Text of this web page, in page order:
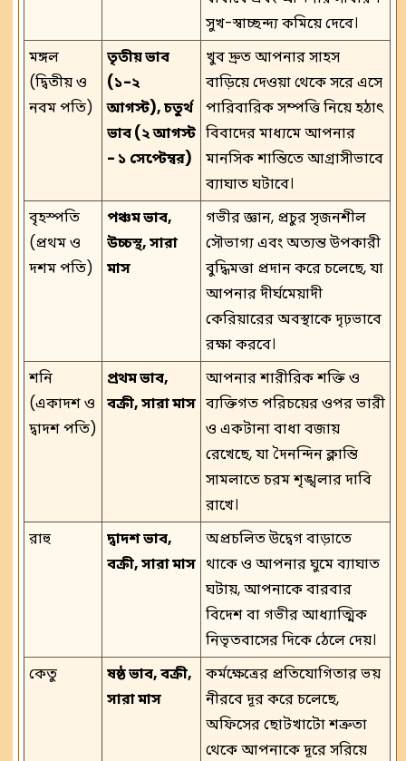
সুখ-স্বাচ্ছন্দ্য কমিয়ে দেবে।
মঙ্গল
(দ্বিতীয় ও
নবম পতি)
তৃতীয় ভাব
(১-২
আগস্ট), চতুর্থ
ভাব (২ আগস্ট
- ১ সেপ্টেম্বর)
খুব দ্রুত আপনার সাহস
বাড়িয়ে দেওয়া থেকে সরে এসে
পারিবারিক সম্পত্তি নিয়ে হঠাৎ
বিবাদের মাধ্যমে আপনার
মানসিক শান্তিতে আগ্রাসীভাবে
ব্যাঘাত ঘটাবে।
বৃহস্পতি
(প্রথম ও
দশম পতি)
পঞ্চম ভাব,
উচ্চস্থ, সারা
মাস
গভীর জ্ঞান, প্রচুর সৃজনশীল
সৌভাগ্য এবং অত্যন্ত উপকারী
বুদ্ধিমত্তা প্রদান করে চলেছে, যা
আপনার দীর্ঘমেয়াদী
কেরিয়ারের অবস্থাকে দৃঢ়ভাবে
রক্ষা করবে।
শনি
(একাদশ ও
দ্বাদশ পতি)
প্রথম ভাব,
বক্রী, সারা মাস
আপনার শারীরিক শক্তি ও
ব্যক্তিগত পরিচয়ের ওপর ভারী
ও একটানা বাধা বজায়
রেখেছে, যা দৈনন্দিন ক্লান্তি
সামলাতে চরম শৃঙ্খলার দাবি
রাখে।
রাহু
দ্বাদশ ভাব,
বক্রী, সারা মাস
অপ্রচলিত উদ্বেগ বাড়াতে
থাকে ও আপনার ঘুমে ব্যাঘাত
ঘটায়, আপনাকে বারবার
বিদেশ বা গভীর আধ্যাত্মিক
নিভৃতবাসের দিকে ঠেলে দেয়।
কেতু
ষষ্ঠ ভাব, বক্রী,
সারা মাস
কর্মক্ষেত্রের প্রতিযোগিতার ভয়
নীরবে দূর করে চলেছে,
অফিসের ছোটখাটো শত্রুতা
থেকে আপনাকে দূরে সরিয়ে